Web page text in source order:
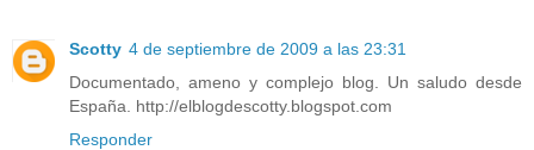
Scotty 4 de septiembre de 2009 a las 23:31
Documentado, ameno y complejo blog. Un saludo desde
España. http://elblogdescotty.blogspot.com
Responder